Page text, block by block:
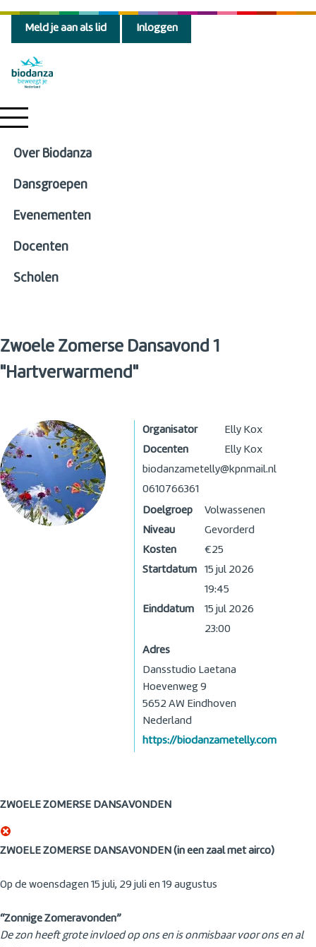
Meld je aan als lid Inloggen
Over Biodanza
Dansgroepen
Evenementen
Docenten
Scholen
Zwoele Zomerse Dansavond 1
"Hartverwarmend"
Organisator
Elly Kox
Docenten
Elly Kox
biodanzametelly@kpnmail.nl
0610766361
Doelgroep
Volwassenen
Niveau
Gevorderd
Kosten
€25
Startdatum
15 jul 2026
19:45
Einddatum
15 jul 2026
23:00
Adres
Dansstudio Laetana
Hoevenweg 9
5652 AW Eindhoven
Nederland
https://biodanzametelly.com
ZWOELE ZOMERSE DANSAVONDEN
ZWOELE ZOMERSE DANSAVONDEN (in een zaal met airco)
Op de woensdagen 15 juli, 29 juli en 19 augustus
“Zonnige Zomeravonden”
De zon heeft grote invloed op ons en is onmisbaar voor ons en al